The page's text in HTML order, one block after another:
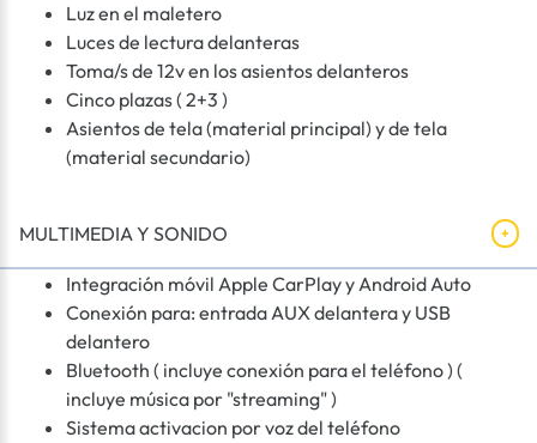
Luz en el maletero
Luces de lectura delanteras
Toma/s de 12v en los asientos delanteros
Cinco plazas ( 2+3 )
Asientos de tela (material principal) y de tela
(material secundario)
MULTIMEDIA Y SONIDO
Integración móvil Apple CarPlay y Android Auto
Conexión para: entrada AUX delantera y USB
delantero
Bluetooth ( incluye conexión para el teléfono ) (
incluye música por "streaming" )
Sistema activacion por voz del teléfono